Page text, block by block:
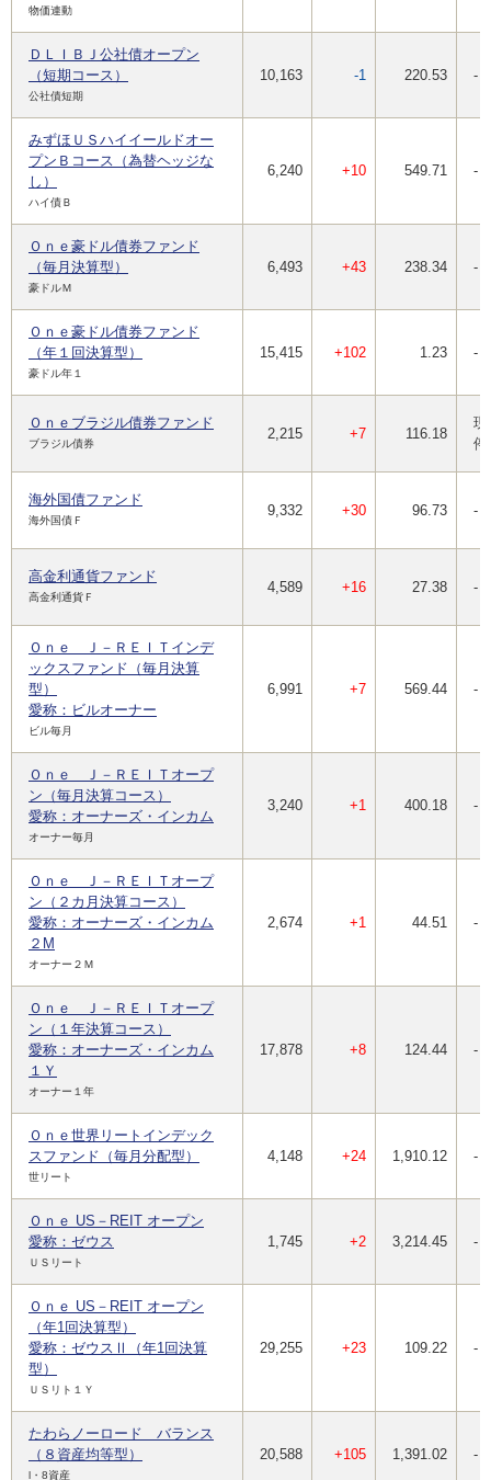
物価連動
ＤＬＩＢＪ公社債オープン
（短期コース）
公社債短期
10,163 -1 220.53 -
みずほＵＳハイイールドオー
プンＢコース（為替ヘッジな
し）
ハイ債Ｂ
6,240 +10 549.71 -
Ｏｎｅ豪ドル債券ファンド
（毎月決算型）
豪ドルＭ
6,493 +43 238.34 -
Ｏｎｅ豪ドル債券ファンド
（年１回決算型）
豪ドル年１
15,415 +102 1.23 -
Ｏｎｅブラジル債券ファンド
ブラジル債券
2,215 +7 116.18
現
停
海外国債ファンド
海外国債Ｆ
9,332 +30 96.73 -
高金利通貨ファンド
高金利通貨Ｆ
4,589 +16 27.38 -
Ｏｎｅ Ｊ－ＲＥＩＴインデ
ックスファンド（毎月決算
型）
愛称：ビルオーナー
ビル毎月
6,991 +7 569.44 -
Ｏｎｅ Ｊ－ＲＥＩＴオープ
ン（毎月決算コース）
愛称：オーナーズ・インカム
オーナー毎月
3,240 +1 400.18 -
Ｏｎｅ Ｊ－ＲＥＩＴオープ
ン（２カ月決算コース）
愛称：オーナーズ・インカム
２M
オーナー２Ｍ
2,674 +1 44.51 -
Ｏｎｅ Ｊ－ＲＥＩＴオープ
ン（１年決算コース）
愛称：オーナーズ・インカム
１Ｙ
オーナー１年
17,878 +8 124.44 -
Ｏｎｅ世界リートインデック
スファンド（毎月分配型）
世リート
4,148 +24 1,910.12 -
Ｏｎｅ US－REIT オープン
愛称：ゼウス
ＵＳリート
1,745 +2 3,214.45 -
Ｏｎｅ US－REIT オープン
（年1回決算型）
愛称：ゼウスⅡ（年1回決算
型）
ＵＳリト１Ｙ
29,255 +23 109.22 -
たわらノーロード バランス
（８資産均等型）
l・8資産
20,588 +105 1,391.02 -